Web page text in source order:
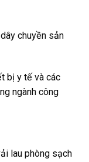
chuyền sản
bị y tế và các
ngành công
lau phòng sạch